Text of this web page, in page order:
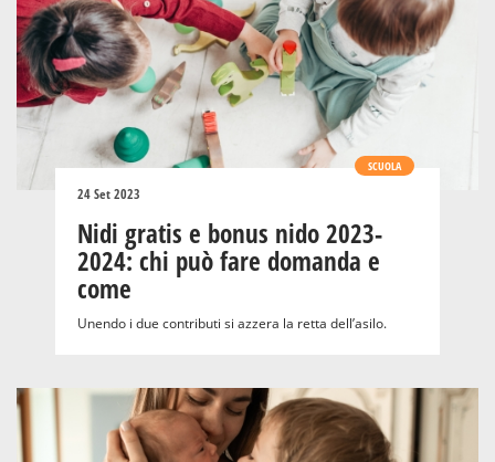
SCUOLA
24 Set 2023
Nidi gratis e bonus nido 2023-
2024: chi può fare domanda e
come
Unendo i due contributi si azzera la retta dell’asilo.